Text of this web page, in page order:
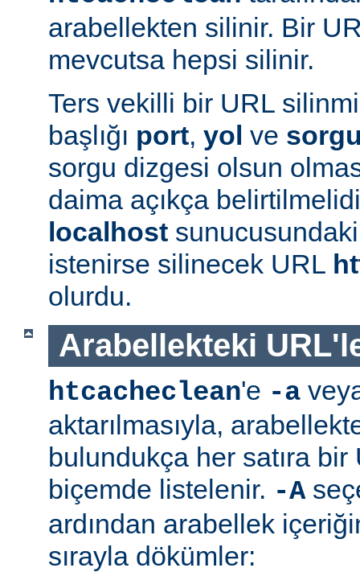
arabellekten silinir. Bir
mevcutsa hepsi silinir.
Ters vekilli bir URL
başlığı port, yol ve
sorgu dizgesi olsun
daima açıkça
localhost
istenirse silinecek URL
olurdu.
Arabellekteki
htcacheclean'e -a
aktarılmasıyla,
bulundukça her satıra
biçemde listelenir. -A
ardından arabellek
sırayla dökümler: